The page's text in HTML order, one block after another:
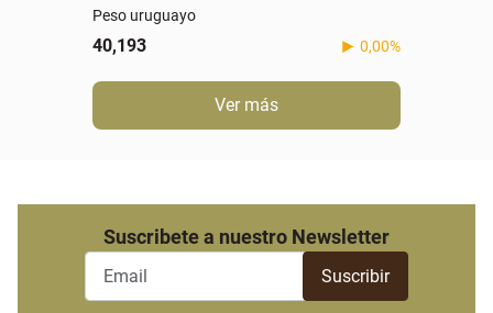
Peso uruguayo
40,193 0,00%
Ver más
Suscribete a nuestro Newsletter